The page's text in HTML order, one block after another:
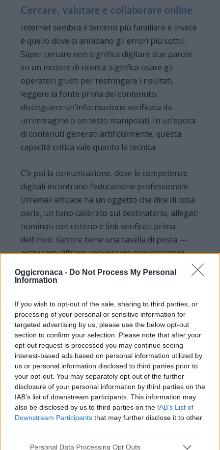
Oggicronaca - Do Not Process My Personal
Information
If you wish to opt-out of the sale, sharing to third parties, or
processing of your personal or sensitive information for
targeted advertising by us, please use the below opt-out
section to confirm your selection. Please note that after your
opt-out request is processed you may continue seeing
interest-based ads based on personal information utilized by
us or personal information disclosed to third parties prior to
your opt-out. You may separately opt-out of the further
disclosure of your personal information by third parties on the
IAB’s list of downstream participants. This information may
also be disclosed by us to third parties on the IAB’s List of
Downstream Participants that may further disclose it to other
Personal Data Processing Opt Outs
Cercare, valutare e collaborare online
Internet sembra il terreno più familiare e invece
è quello dove si annidano gli errori più sottili.
Saper cercare non significa digitare due parole
su un motore di ricerca: significa usare gli
operatori giusti per restringere i risultati,
leggere la fonte prima del contenuto,
distinguere un’informazione verificata da
un’immagine o un testo manipolati. In un’epoca
di contenuti generati artificialmente, questa
capacità critica vale quanto la tecnica.
C’è poi la comunicazione, dove le competenze
digitali incontrano l’educazione professionale.
Un’email efficace ha un oggetto che dice di cosa
parla, un tono calibrato sul destinatario, allegati
nominati con criterio e link verificati prima
dell’invio. Gestire bene una casella di posta —
archiviare, filtrare, recuperare conversazioni —
soprattutto in una segreteria o in un ufficio che
La collaborazione nel cloud merita
un’attenzione a parte. Lavorare in più persone
sullo stesso documento richiede di capire la
cronologia delle versioni, di assegnare i
permessi corretti (chi può vedere, chi può
modificare), di usare commenti invece di
sovrascrivere il lavoro altrui. Molti pasticci in
cartella condivisa nascono da una gestione
approssimativa di questi tre elementi.